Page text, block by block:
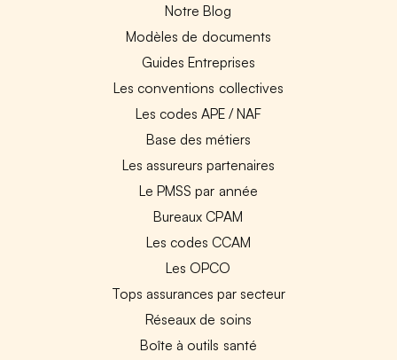
Notre Blog
Modèles de documents
Guides Entreprises
Les conventions collectives
Les codes APE / NAF
Base des métiers
Les assureurs partenaires
Le PMSS par année
Bureaux CPAM
Les codes CCAM
Les OPCO
Tops assurances par secteur
Réseaux de soins
Boîte à outils santé